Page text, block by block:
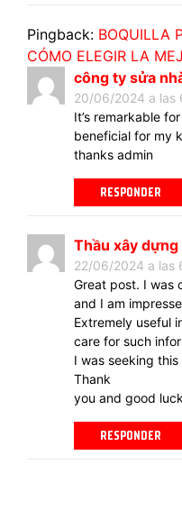
Pingback: BOQUILLA
CÓMO ELEGIR LA
công ty sửa
20/06/2024 a las
It’s remarkable
beneficial for my
thanks admin
RESPONDER
Thầu xây dựng
22/06/2024 a las
Great post. I was
and I am
Extremely useful
care for such
I was seeking
Thank
you and good
RESPONDER